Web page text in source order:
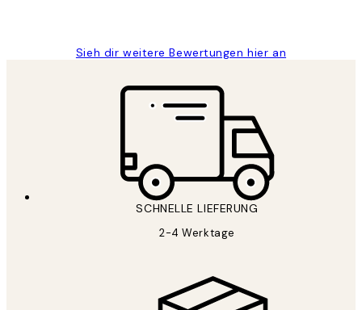
Sieh dir weitere Bewertungen hier an
SCHNELLE LIEFERUNG
2-4 Werktage